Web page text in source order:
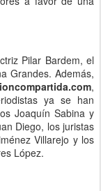
Pilar Bardem, el
Grandes. Además,
,
ya se han
Joaquín Sabina y
Diego, los juristas
Villarejo y los
López.